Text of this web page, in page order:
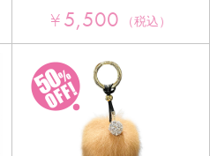
¥5,500 （税込）